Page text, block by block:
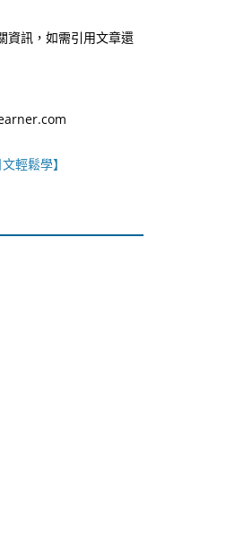
資訊，如需引用文章還
文輕鬆學】